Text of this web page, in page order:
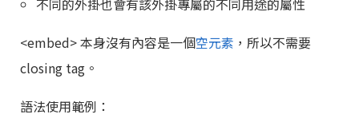
不同的外掛也會有該外掛專屬的不同用途的屬性
<embed> 本身沒有內容是一個空元素 ，所以不需要
closing tag。
語法使用範例：